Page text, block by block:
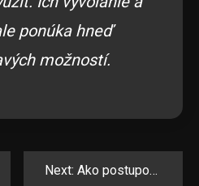
ponúka hneď
možností.
Next: Ako postupovať pri ukončení živnosti